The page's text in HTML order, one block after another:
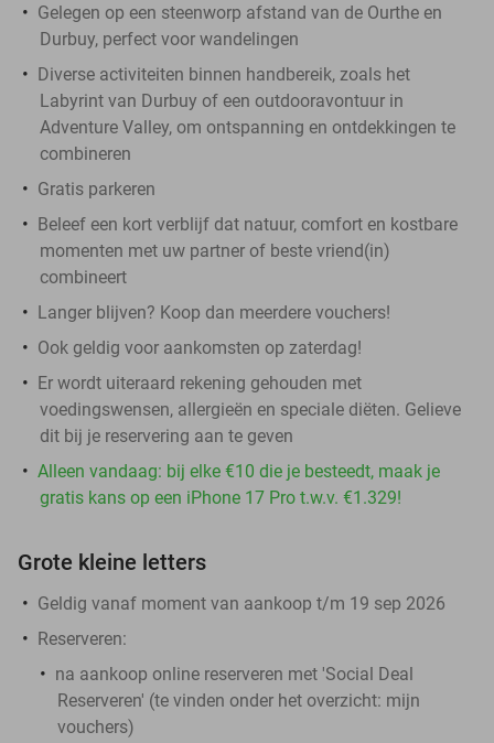
Gelegen op een steenworp afstand van de Ourthe en
Durbuy, perfect voor wandelingen
Diverse activiteiten binnen handbereik, zoals het
Labyrint van Durbuy of een outdooravontuur in
Adventure Valley, om ontspanning en ontdekkingen te
combineren
Gratis parkeren
Beleef een kort verblijf dat natuur, comfort en kostbare
momenten met uw partner of beste vriend(in)
combineert
Langer blijven? Koop dan meerdere vouchers!
Ook geldig voor aankomsten op zaterdag!
Er wordt uiteraard rekening gehouden met
voedingswensen, allergieën en speciale diëten. Gelieve
dit bij je reservering aan te geven
Alleen vandaag: bij elke €10 die je besteedt, maak je
gratis kans op een iPhone 17 Pro t.w.v. €1.329!
Grote kleine letters
Geldig vanaf moment van aankoop t/m 19 sep 2026
Reserveren:
na aankoop online reserveren met 'Social Deal
Reserveren' (te vinden onder het overzicht: mijn
vouchers)